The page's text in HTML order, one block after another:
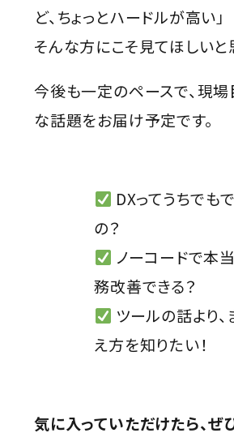
ど、ちょっとハードルが高い」
そんな方にこそ見てほしいと
今後も一定のペースで、現
な話題をお届け予定です。
DXってうちでも
の？
ノーコードで本
務改善できる？
ツールの話より
え方を知りたい！
気に入っていただけたら、ぜ